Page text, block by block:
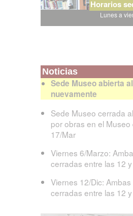
Horarios
Lunes a
Noticias
Sede Museo abierta
nuevamente
Sede Museo cerrada
por obras en el Museo
17/Mar
Viernes 6/Marzo:
cerradas entre las 12
Viernes 12/Dic:
cerradas entre las 12